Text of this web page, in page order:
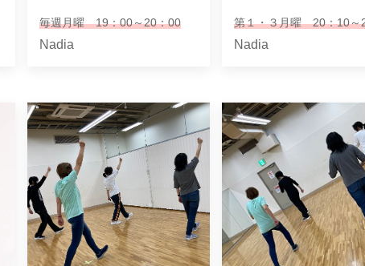
毎週月曜 19：00～20：00
Nadia Nadia